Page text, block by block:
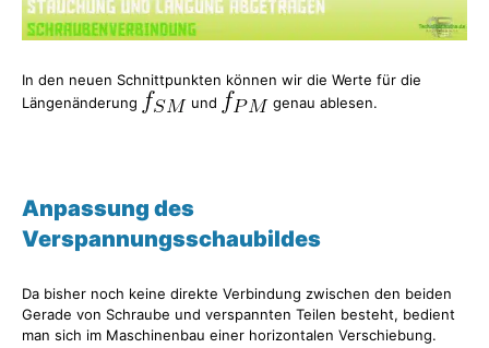
In den neuen Schnittpunkten können wir die Werte für die
Längenänderung
und genau ablesen.
Anpassung des
Verspannungsschaubildes
Da bisher noch keine direkte Verbindung zwischen den beiden
Gerade von Schraube und verspannten Teilen besteht, bedient
man sich im Maschinenbau einer horizontalen Verschiebung.